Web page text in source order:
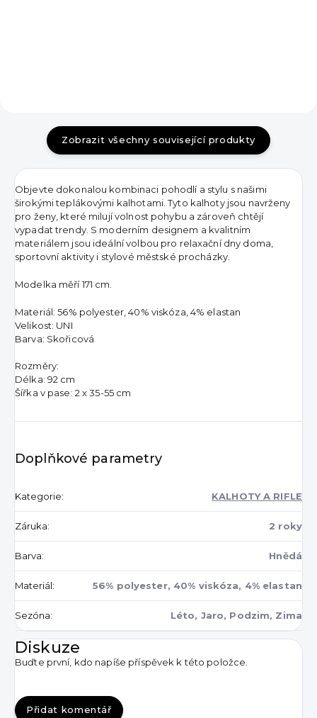
Zobrazit všechny související produkty
Objevte dokonalou kombinaci pohodlí a stylu s našimi
širokými teplákovými kalhotami. Tyto kalhoty jsou navrženy
pro ženy, které milují volnost pohybu a zároveň chtějí
vypadat trendy. S moderním designem a kvalitním
materiálem jsou ideální volbou pro relaxační dny doma,
sportovní aktivity i stylové městské procházky.
Modelka měří 171 cm.
Materiál:56% polyester, 40% viskóza, 4% elastan
Velikost: UNI
Barva: Skořicová
Rozměry:
Délka: 92 cm
Šířka v pase: 2 x 35-55 cm
Doplňkové parametry
Kategorie: KALHOTY A RIFLE
Záruka: 2 roky
Barva: Hnědá
Materiál: 56% polyester, 40% viskóza, 4% elastan
Sezóna: Léto, Jaro, Podzim, Zima
Diskuze
Buďte první, kdo napíše příspěvek k této položce.
Přidat komentář